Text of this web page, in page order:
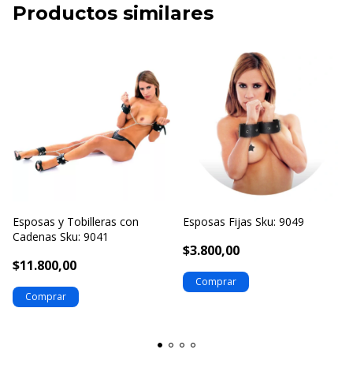
Productos similares
Esposas y Tobilleras con
Cadenas Sku: 9041
$11.800,00
Esposas Fijas Sku: 9049
$3.800,00